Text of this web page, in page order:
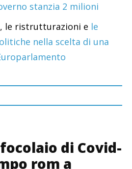
stanzia 2 milioni
le ristrutturazioni e le
nella scelta di una
di Covid-
rom a